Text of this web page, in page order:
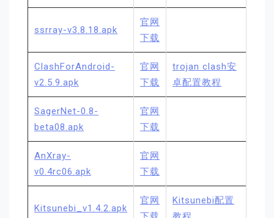
ssrray-v3.8.18.apk
官网
下载
ClashForAndroid-
v2.5.9.apk
官网
下载
trojan clash安
卓配置教程
SagerNet-0.8-
beta08.apk
官网
下载
AnXray-
v0.4rc06.apk
官网
下载
Kitsunebi_v1.4.2.apk
官网
Kitsunebi配置